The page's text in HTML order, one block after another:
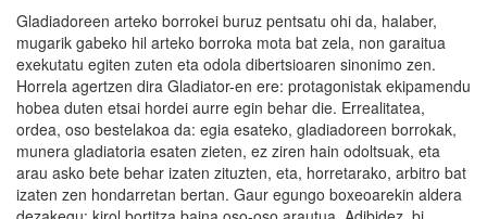
Gladiadoreen arteko borrokei buruz pentsatu ohi da, halaber,
mugarik gabeko hil arteko borroka mota bat zela, non garaitua
exekutatu egiten zuten eta odola dibertsioaren sinonimo zen.
Horrela agertzen dira Gladiator-en ere: protagonistak ekipamendu
hobea duten etsai hordei aurre egin behar die. Errealitatea,
ordea, oso bestelakoa da: egia esateko, gladiadoreen borrokak,
munera gladiatoria esaten zieten, ez ziren hain odoltsuak, eta
arau asko bete behar izaten zituzten, eta, horretarako, arbitro bat
izaten zen hondarretan bertan. Gaur egungo boxeoarekin aldera